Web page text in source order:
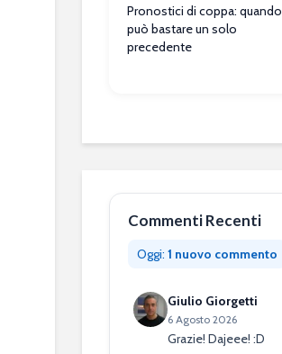
Pronostici di coppa: quando
può bastare un solo
precedente
Commenti Recenti
Oggi: 1 nuovo commento
Giulio Giorgetti
6 Agosto 2026
Grazie! Dajeee! :D